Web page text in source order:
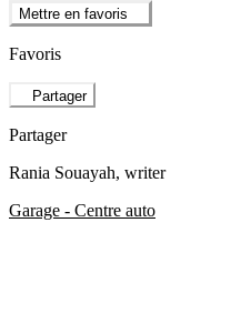
Mettre en favoris
Favoris
Partager
Partager
Rania Souayah, writer
Garage - Centre auto